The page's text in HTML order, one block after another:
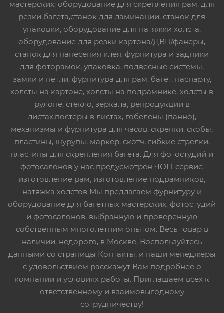
мастерских: оборудование для скрепления рам, для
резки багета,станок для ламинации, станок для
упаковки, оборудование для натяжки холста,
оборудование для резки картона/ДВП/фанеры,
станок для нанесения клея, фурнитура и задники
для фоторамок, упаковка, подвесные системы,
замки и петли, фурнитура для рам, багет, паспарту,
холсты на картоне, холсты на подрамнике, холсты в
рулоне, стекло, зеркала, репродукции в
листах,постеры в листах, гобелены (панно),
механизмы и фурнитура для часов, скрепки, скобы,
пластины, шурупы, маркер, скотч, гибкие стрелки,
пластины для скрепления багета. Для фотостудий и
фотосалонов у нас предусмотрен ЧОП-сервис:
изготовление рам, изготовление подрамников,
натяжка холстов Мы предлагаем фурнитуру и
оборудование для багетных мастерских, фотостудий
и фотосалонов, выбранную и проверенную
собственным многолетним опытом. Весь товар в
наличии, недорого, в Москве. Воспользуйтесь
данными со страницы Контакты, и наши менеджеры
с удовольствием расскажут Вам подробнее о
компании и условиях работы. Приглашаем всех к
ответственному и взаимовыгодному
сотрудничеству!